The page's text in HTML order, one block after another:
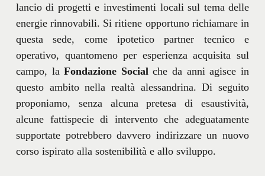
lancio di progetti e investimenti locali sul tema delle
energie rinnovabili. Si ritiene opportuno richiamare in
questa sede, come ipotetico partner tecnico e
operativo, quantomeno per esperienza acquisita sul
campo, laFondazione Social che da anni agisce in
questo ambito nella realtà alessandrina. Di seguito
proponiamo, senza alcuna pretesa di esaustività,
alcune fattispecie di intervento che adeguatamente
supportate potrebbero davvero indirizzare un nuovo
corso ispirato alla sostenibilità e allo sviluppo.